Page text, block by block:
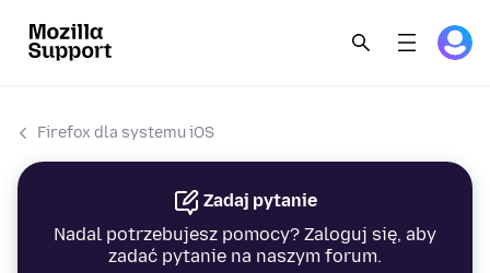
Firefox dla systemu iOS
Zadaj pytanie
Nadal potrzebujesz pomocy? Zaloguj się, aby
zadać pytanie na naszym forum.